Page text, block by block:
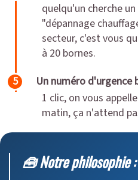
quelqu'un cherche
"dépannage
secteur, c'est vous
à 20 bornes.
Un numéro d'urgence
1 clic, on vous
matin, ça n'attend
🧰 Notre philosophie :